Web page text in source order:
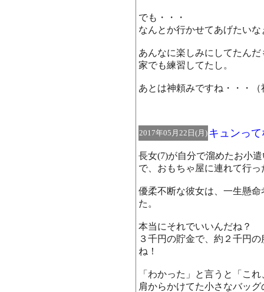
でも・・・
なんとか行かせてあげたいな
あんなに楽しみにしてたんだ
家でも練習してたし。
あとは神頼みですね・・・（
2017年05月22日(月) キュンっ
長女(7)が自分で溜めたお小
で、おもちゃ屋に連れて行っ
優柔不断な彼女は、一生懸
た。
本当にそれでいいんだね？
３千円の貯金で、約２千円
ね！
「わかった」と言うと「こ
肩からかけてた小さなバッ